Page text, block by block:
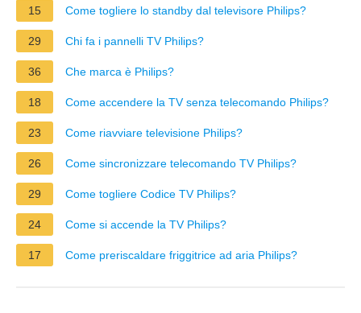
15 Come togliere lo standby dal televisore Philips?
29 Chi fa i pannelli TV Philips?
36 Che marca è Philips?
18 Come accendere la TV senza telecomando Philips?
23 Come riavviare televisione Philips?
26 Come sincronizzare telecomando TV Philips?
29 Come togliere Codice TV Philips?
24 Come si accende la TV Philips?
17 Come preriscaldare friggitrice ad aria Philips?